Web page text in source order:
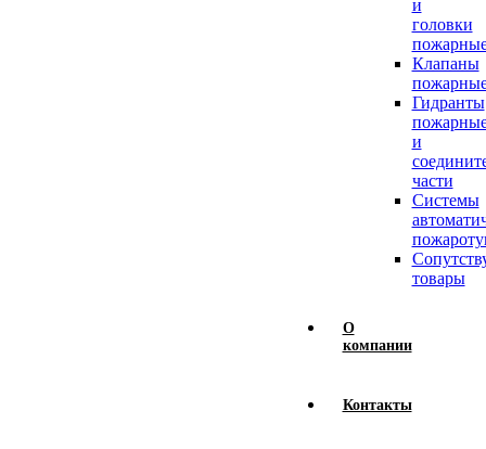
и
головки
Клапаны
Гидранты
и
части
Системы
товары
О
компании
Контакты